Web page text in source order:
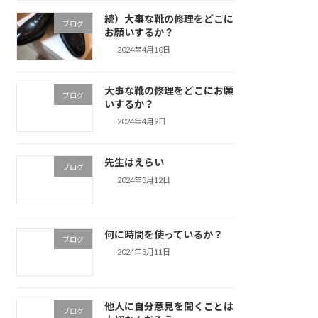
ブログ
続）大事な靴の修理をどこに
お願いするか？
2024年4月10日
ブログ
大事な靴の修理をどこにお願
いするか？
2024年4月9日
ブログ 先生はえらい
2024年3月12日
ブログ 何に時間を使っているか？
2024年3月11日
ブログ
他人に自分意見を聞くことは